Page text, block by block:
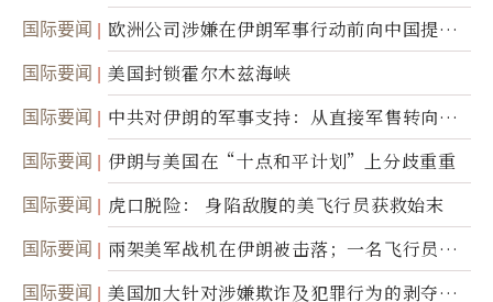
职责
国际要闻
欧洲公司涉嫌在伊朗军事行动前向中国提供
美军基地的卫星图像
国际要闻 美国封锁霍尔木兹海峡
国际要闻
中共对伊朗的军事支持：从直接军售转向间
接技术转让
国际要闻 伊朗与美国在“十点和平计划”上分歧重重
国际要闻 虎口脱险： 身陷敌腹的美飞行员获救始末
国际要闻
兩架美军战机在伊朗被击落；一名飞行员失
踪
国际要闻
美国加大针对涉嫌欺诈及犯罪行为的剥夺公